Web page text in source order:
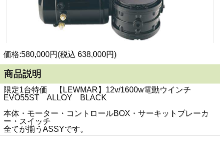
価格:580,000円(税込 638,000円)
商品説明
限定1台特価 【LEWMAR】12v/1600w電動ウインチ
EVO55ST ALLOY BLACK
本体・モーター・コントロールBOX・サーキットブレーカ
ー・スイッチ
全てが揃うASSYです。